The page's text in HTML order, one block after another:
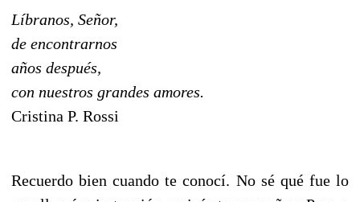
Líbranos, Señor,
de encontrarnos
años después,
con nuestros grandes amores.
Cristina P. Rossi
Recuerdo bien cuando te conocí. No sé qué fue lo